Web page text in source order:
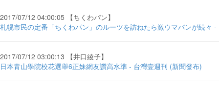
2017/07/12 04:00:05 【ちくわパン】
札幌市民の定番「ちくわパン」のルーツを訪ねたら激ウマパンが続々 -
2017/07/12 03:00:13 【井口綾子】
日本青山學院校花選舉6正妹網友讚高水準 - 台灣壹週刊 (新聞發布)